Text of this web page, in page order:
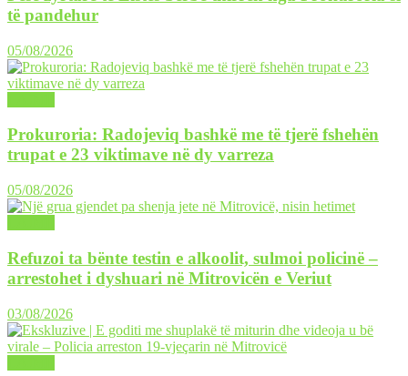
të pandehur
05/08/2026
Prokuroria: Radojeviq bashkë me të tjerë fshehën
trupat e 23 viktimave në dy varreza
05/08/2026
Refuzoi ta bënte testin e alkoolit, sulmoi policinë –
arrestohet i dyshuari në Mitrovicën e Veriut
03/08/2026